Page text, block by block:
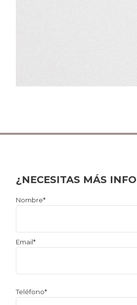
¿NECESITAS MÁS
Por
este
campo
Nombre*
Email*
Teléfono*